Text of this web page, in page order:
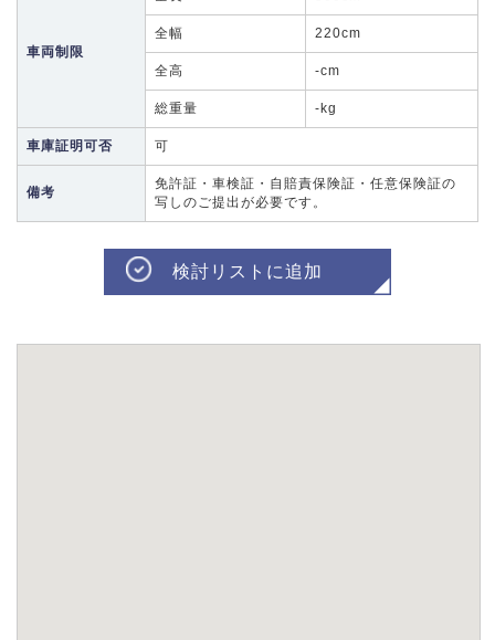
車両制限
全幅 220cm
全高 -cm
総重量 -kg
車庫証明可否 可
備考
免許証・車検証・自賠責保険証・任意保険証の
写しのご提出が必要です。
検討リストに追加